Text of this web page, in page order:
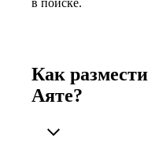
Как
Аяте?